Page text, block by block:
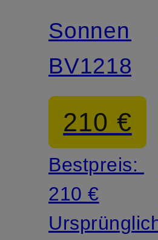
BV1218S
210 €
Bestpreis:
210 €